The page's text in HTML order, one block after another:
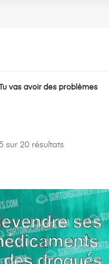
Tu vas avoir des problèmes
sur 20 résultats